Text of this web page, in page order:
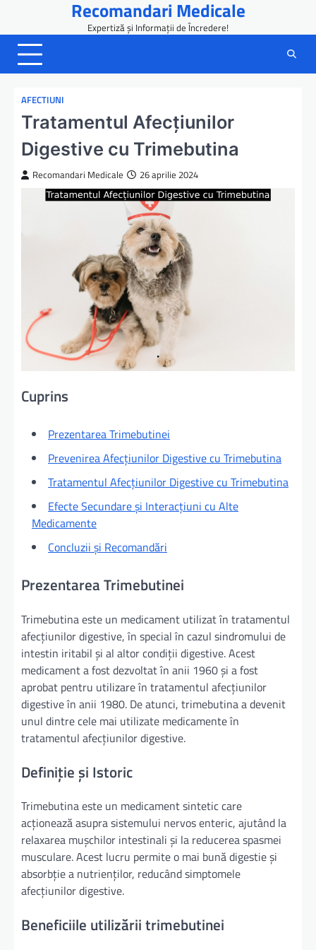
content
Recomandari Medicale
Expertiză și Informații de Încredere!
AFECTIUNI
Tratamentul Afecțiunilor
Digestive cu Trimebutina
Recomandari Medicale 26 aprilie 2024
Cuprins
Prezentarea Trimebutinei
Prevenirea Afecțiunilor Digestive cu Trimebutina
Tratamentul Afecțiunilor Digestive cu Trimebutina
Efecte Secundare și Interacțiuni cu Alte
Medicamente
Concluzii și Recomandări
Prezentarea Trimebutinei
Trimebutina este un medicament utilizat în tratamentul
afecțiunilor digestive, în special în cazul sindromului de
intestin iritabil și al altor condiții digestive. Acest
medicament a fost dezvoltat în anii 1960 și a fost
aprobat pentru utilizare în tratamentul afecțiunilor
digestive în anii 1980. De atunci, trimebutina a devenit
unul dintre cele mai utilizate medicamente în
tratamentul afecțiunilor digestive.
Definiție și Istoric
Trimebutina este un medicament sintetic care
acționează asupra sistemului nervos enteric, ajutând la
relaxarea mușchilor intestinali și la reducerea spasmei
musculare. Acest lucru permite o mai bună digestie și
absorbție a nutrienților, reducând simptomele
afecțiunilor digestive.
Beneficiile utilizării trimebutinei